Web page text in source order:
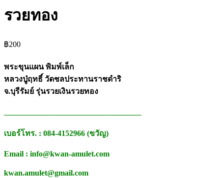
รวยทอง
฿200
พระขุนแผน พิมพ์เล็ก
หลวงปู่ฤทธิ์ วัดชลประทานราชดำริ
จ.บุรีรัมย์ รุ่นรวยเงินรวยทอง
เบอร์โทร. : 084-4152966 (ขวัญ)
Email : info@kwan-amulet.com
kwan.amulet@gmail.com